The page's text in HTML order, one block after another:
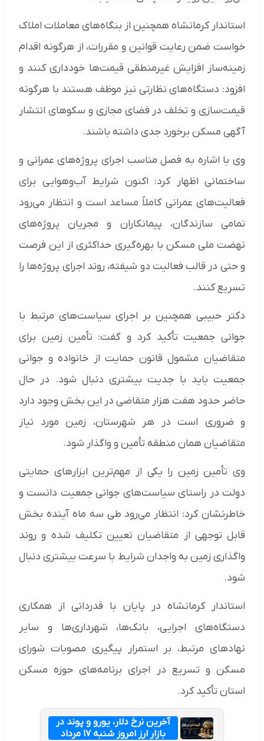
استاندار کرمانشاه همچنین از بنگاه‌های معاملات املاک
خواست ضمن رعایت قوانین و مقررات، از هرگونه اقدام
زمینه‌ساز افزایش غیرمنطقی قیمت‌ها خودداری کنند و
افزود: دستگاه‌های نظارتی نیز موظف هستند با هرگونه
قیمت‌سازی و تخلف در فضای مجازی و سکوهای انتشار
آگهی مسکن برخورد جدی داشته باشند.
وی با اشاره به فصل مناسب اجرای پروژه‌های عمرانی و
ساختمانی اظهار کرد: اکنون شرایط آب‌وهوایی برای
فعالیت‌های عمرانی کاملاً مساعد است و انتظار می‌رود
تمامی سازندگان، پیمانکاران و مجریان پروژه‌های
نهضت ملی مسکن با بهره‌گیری حداکثری از این فرصت
و حتی در قالب فعالیت دو شیفته، روند اجرای پروژه‌ها را
تسریع کنند.
دکتر حبیبی همچنین بر اجرای سیاست‌های مرتبط با
جوانی جمعیت تأکید کرد و گفت: تأمین زمین برای
متقاضیان مشمول قانون حمایت از خانواده و جوانی
جمعیت باید با جدیت بیشتری دنبال شود. در حال
حاضر حدود هفت هزار متقاضی در این بخش وجود دارد
و ضروری است در هر شهرستان، زمین مورد نیاز
متقاضیان همان منطقه تأمین و واگذار شود.
وی تأمین زمین را یکی از مهم‌ترین ابزارهای حمایتی
دولت در راستای سیاست‌های جوانی جمعیت دانست و
خاطرنشان کرد: انتظار می‌رود طی سه ماه آینده بخش
قابل توجهی از متقاضیان تعیین تکلیف شده و روند
واگذاری زمین به واجدان شرایط با سرعت بیشتری دنبال
شود.
استاندار کرمانشاه در پایان با قدردانی از همکاری
دستگاه‌های اجرایی، بانک‌ها، شهرداری‌ها و سایر
نهادهای مرتبط، بر استمرار پیگیری مصوبات شورای
مسکن و تسریع در اجرای برنامه‌های حوزه مسکن
استان تأکید کرد.
آخرین نرخ دلار، یورو و پوند در
بازار ارز امروز شنبه ۱۷ مرداد